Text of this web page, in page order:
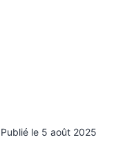
Publié le 5 août 2025